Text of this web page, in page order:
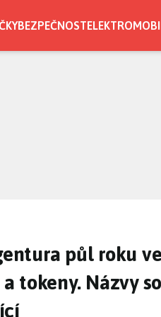
BEZPEČNOST
půl roku
tokeny. Názvy